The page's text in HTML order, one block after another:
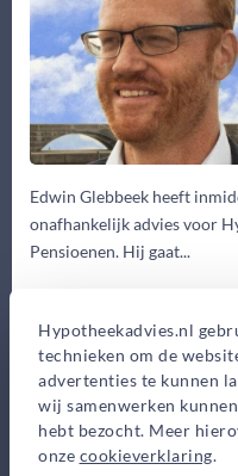
Hypotheekadvies.nl
technieken om de
advertenties te kunnen
wij samenwerken
hebt bezocht. Meer
onze cookieverklaring.
Edwin Glebbeek heeft
onafhankelijk advies voor
Pensioenen. Hij gaat...
0,-
Advieskosten
2.500,-